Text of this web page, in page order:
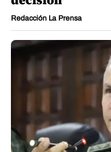
Redacción La Prensa